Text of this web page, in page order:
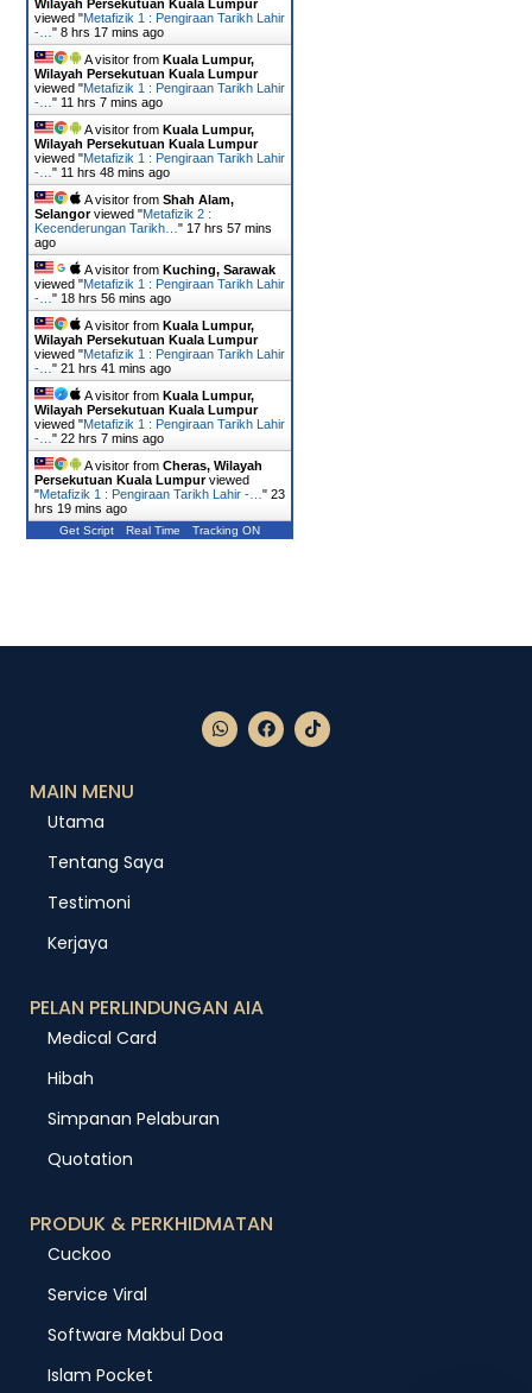
Wilayah Persekutuan Kuala Lumpur
viewed "Metafizik 1 : Pengiraan Tarikh Lahir
-…"8 hrs 17 mins ago
A visitor fromKuala Lumpur,
Wilayah Persekutuan Kuala Lumpur
viewed "Metafizik 1 : Pengiraan Tarikh Lahir
-…" 11 hrs 7 mins ago
A visitor fromKuala Lumpur,
Wilayah Persekutuan Kuala Lumpur
viewed "Metafizik 1 : Pengiraan Tarikh Lahir
-…" 11 hrs 49 mins ago
A visitor fromShah Alam,
Selangorviewed "Metafizik 2 :
Kecenderungan Tarikh…" 17 hrs 57 mins
ago
A visitor fromKuching, Sarawak
viewed "Metafizik 1 : Pengiraan Tarikh Lahir
-…" 18 hrs 57 mins ago
A visitor fromKuala Lumpur,
Wilayah Persekutuan Kuala Lumpur
viewed "Metafizik 1 : Pengiraan Tarikh Lahir
-…"21 hrs 41 mins ago
A visitor fromKuala Lumpur,
Wilayah Persekutuan Kuala Lumpur
viewed "Metafizik 1 : Pengiraan Tarikh Lahir
-…"22 hrs 7 mins ago
A visitor fromCheras, Wilayah
Persekutuan Kuala Lumpurviewed
"Metafizik 1 : Pengiraan Tarikh Lahir -…"23
hrs 19 mins ago
Get Script Real Time Tracking ON
MAIN MENU
Utama
Tentang Saya
Testimoni
Kerjaya
PELAN PERLINDUNGAN AIA
Medical Card
Hibah
Simpanan Pelaburan
Quotation
PRODUK & PERKHIDMATAN
Cuckoo
Service Viral
Software Makbul Doa
Islam Pocket